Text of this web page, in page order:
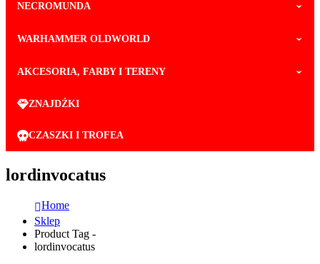
NECROMUNDA
WARHAMMER OLDWORLD
AKCESORIA, FARBY I TERENY
ZNAJDŹKI
CZASZKI I TROFEA
lordinvocatus
Home
Sklep
Product Tag -
lordinvocatus